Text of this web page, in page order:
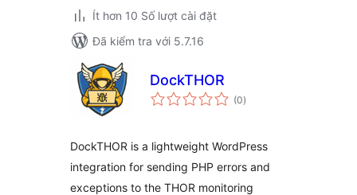
Ít hơn 10 Số lượt cài đặt
Đã kiểm tra với 5.7.16
DockTHOR
(0tổng
đánh
)
DockTHOR is a lightweight WordPress
integration for sending PHP errors and
exceptions to the THOR monitoring